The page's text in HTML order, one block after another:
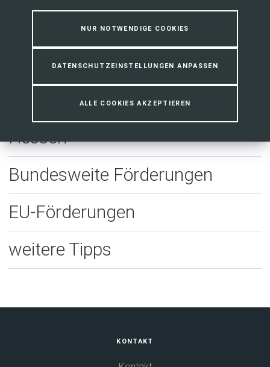
NUR NOTWENDIGE COOKIES
DATENSCHUTZEINSTELLUNGEN ANPASSEN
ALLE COOKIES AKZEPTIEREN
Förderungen des
Hessen
Bundesweite Förderungen
EU-Förderungen
weitere Tipps
KONTAKT